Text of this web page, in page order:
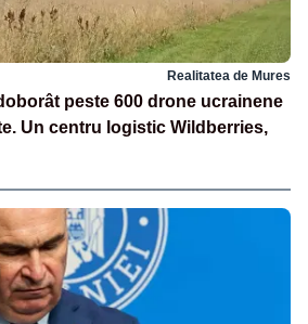
Realitatea de Mures
peste 600 drone ucrainene
Un centru logistic Wildberries,